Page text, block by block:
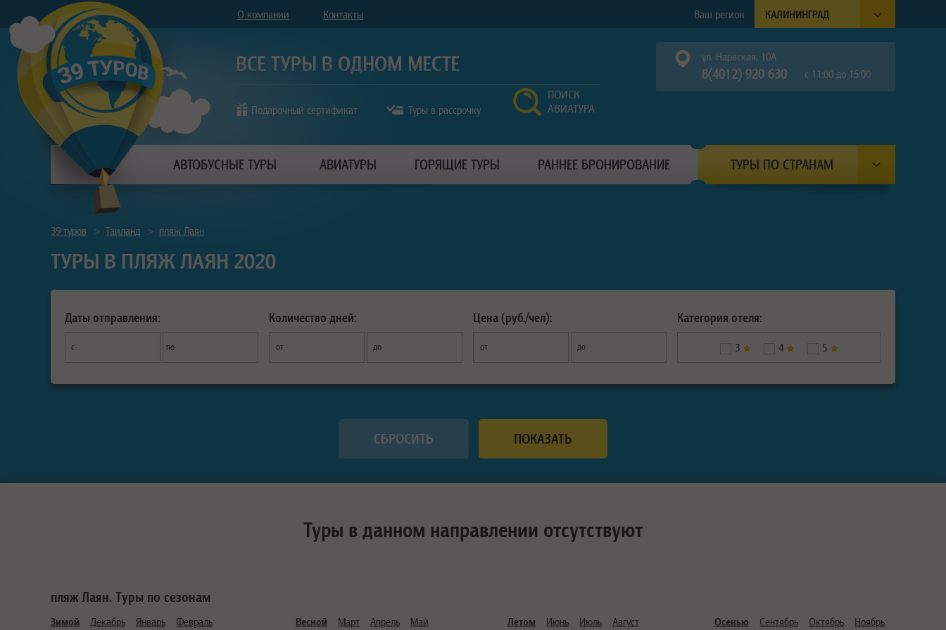
О компании Контакты КАЛИНИНГРАД
Ваш регион
ТУРЫ ПО СТРАНАМ
Подарочный сертификат Туры в рассрочку
ПОИСК
АВИАТУРА
ул. Нарвская, 10А
с 11:00 до 15:00
8(4012) 920 630
АВТОБУСНЫЕ ТУРЫ АВИАТУРЫ ГОРЯЩИЕ ТУРЫ РАННЕЕ БРОНИРОВАНИЕ
39 туров > Таиланд > пляж Лаян
ТУРЫ В ПЛЯЖ ЛАЯН 2020
Даты отправления:
с по
Количество дней:
от до
Цена (руб./чел):
от до
Категория отеля:
3 4 5
Туры в данном направлении отсутствуют
пляж Лаян. Туры по сезонам
Зимой Декабрь Январь Февраль Весной Март Апрель Май Летом Июнь Июль Август Осенью Сентябрь Октябрь Ноябрь